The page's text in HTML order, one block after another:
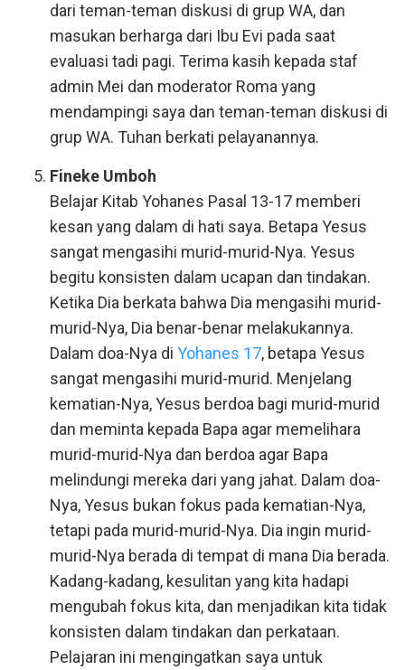
dari teman-teman diskusi di grup WA, dan
masukan berharga dari Ibu Evi pada saat
evaluasi tadi pagi. Terima kasih kepada staf
admin Mei dan moderator Roma yang
mendampingi saya dan teman-teman diskusi di
grup WA. Tuhan berkati pelayanannya.
Fineke Umboh
Belajar Kitab Yohanes Pasal 13-17 memberi
kesan yang dalam di hati saya. Betapa Yesus
sangat mengasihi murid-murid-Nya. Yesus
begitu konsisten dalam ucapan dan tindakan.
Ketika Dia berkata bahwa Dia mengasihi murid-
murid-Nya, Dia benar-benar melakukannya.
Dalam doa-Nya di Yohanes 17, betapa Yesus
sangat mengasihi murid-murid. Menjelang
kematian-Nya, Yesus berdoa bagi murid-murid
dan meminta kepada Bapa agar memelihara
murid-murid-Nya dan berdoa agar Bapa
melindungi mereka dari yang jahat. Dalam doa-
Nya, Yesus bukan fokus pada kematian-Nya,
tetapi pada murid-murid-Nya. Dia ingin murid-
murid-Nya berada di tempat di mana Dia berada.
Kadang-kadang, kesulitan yang kita hadapi
mengubah fokus kita, dan menjadikan kita tidak
konsisten dalam tindakan dan perkataan.
Pelajaran ini mengingatkan saya untuk